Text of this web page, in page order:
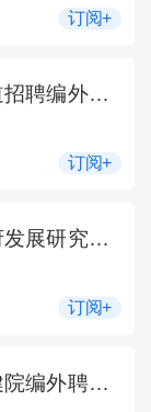
订阅+
人员1人公告
订阅+
习生3人公告
订阅+
招聘1人公告